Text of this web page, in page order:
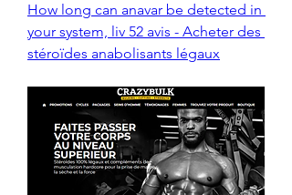
How long can anavar be detected in
your system, liv 52 avis - Acheter des
stéroïdes anabolisants légaux